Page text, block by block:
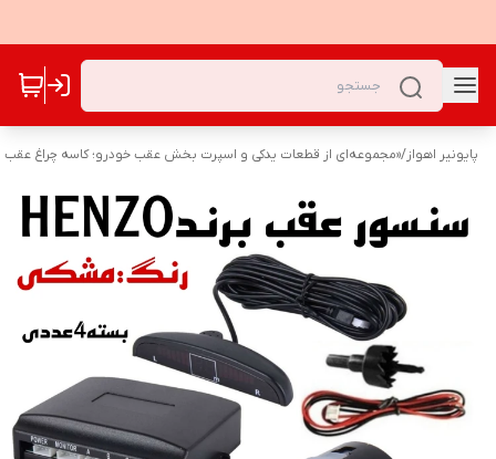
پایونیر اهواز/«مجموعه‌ای از قطعات یدکی و اسپرت بخش عقب خودرو؛ کاسه چراغ عقب